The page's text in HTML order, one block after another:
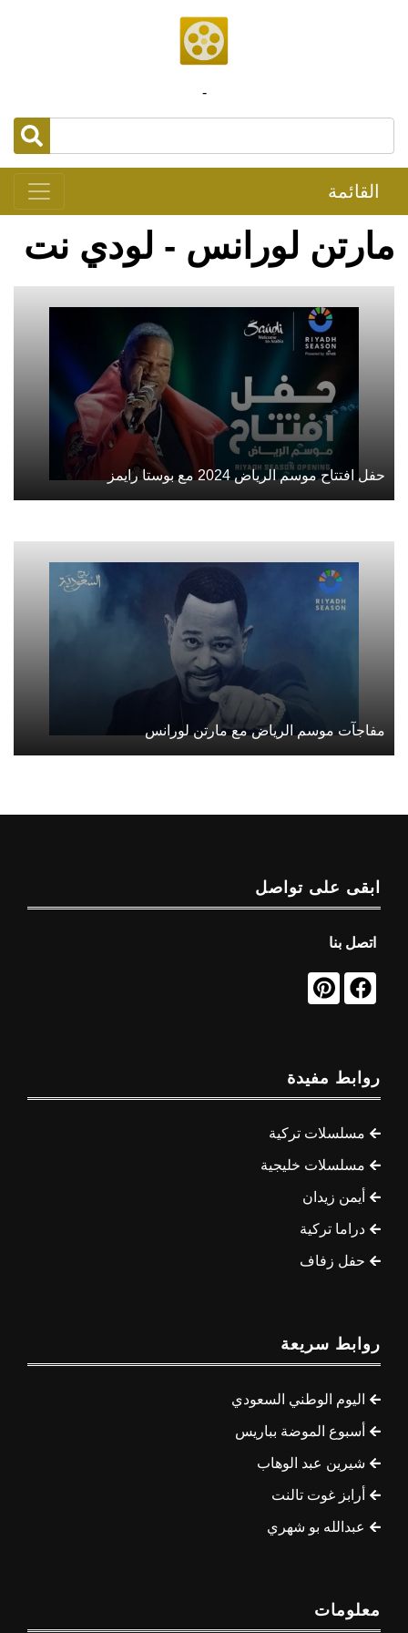
-
القائمة
مارتن لورانس - لودي نت
حفل افتتاح موسم الرياض 2024 مع بوستا رايمز
مفاجآت موسم الرياض مع مارتن لورانس
ابقى على تواصل
اتصل بنا
روابط مفيدة
مسلسلات تركية
مسلسلات خليجية
أيمن زيدان
دراما تركية
حفل زفاف
روابط سريعة
اليوم الوطني السعودي
أسبوع الموضة بباريس
شيرين عبد الوهاب
أرابز غوت تالنت
عبدالله بو شهري
معلومات